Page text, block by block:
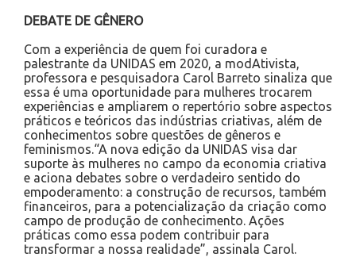
DEBATE DE GÊNERO
Com a experiência de quem foi curadora e
palestrante da UNIDAS em 2020, a modAtivista,
professora e pesquisadora Carol Barreto sinaliza que
essa é uma oportunidade para mulheres trocarem
experiências e ampliarem o repertório sobre aspectos
práticos e teóricos das indústrias criativas, além de
conhecimentos sobre questões de gêneros e
feminismos.“A nova edição da UNIDAS visa dar
suporte às mulheres no campo da economia criativa
e aciona debates sobre o verdadeiro sentido do
empoderamento: a construção de recursos, também
financeiros, para a potencialização da criação como
campo de produção de conhecimento. Ações
práticas como essa podem contribuir para
transformar a nossa realidade”, assinala Carol.